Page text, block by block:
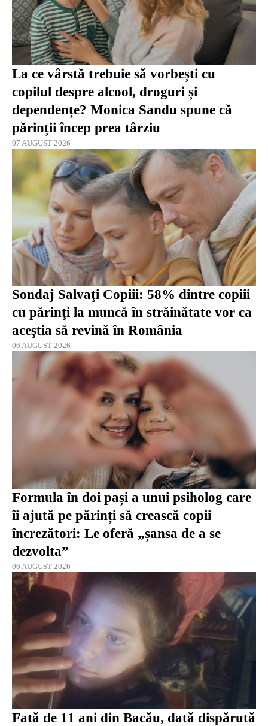
La ce vârstă trebuie să vorbești cu
copilul despre alcool, droguri și
dependențe? Monica Sandu spune că
părinții încep prea târziu
07 AUGUST 2026
Sondaj Salvaţi Copiii: 58% dintre copiii
cu părinţi la muncă în străinătate vor ca
aceştia să revină în România
06 AUGUST 2026
Formula în doi pași a unui psiholog care
îi ajută pe părinți să crească copii
încrezători: Le oferă „șansa de a se
dezvolta”
06 AUGUST 2026
Fată de 11 ani din Bacău, dată dispărută